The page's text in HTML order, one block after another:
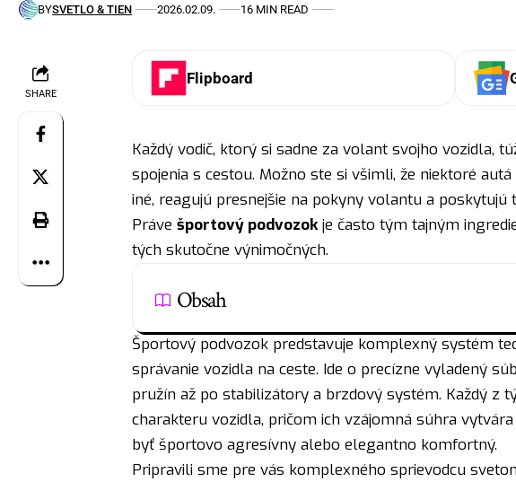
BYSVETLO & TIEN 2026.02.09. 16 MIN READ
SHARE
Flipboard
Každý vodič, ktorý si sadne za volant svojho vozidla,
spojenia s cestou. Možno ste si všimli, že niektoré
iné, reagujú presnejšie na pokyny volantu a poskytujú
Práve športový podvozokje často tým tajným
tých skutočne výnimočných.
Obsah
Športový podvozok predstavuje komplexný systém
správanie vozidla na ceste. Ide o precízne vyladený
pružín až po stabilizátory a brzdový systém. Každý z
charakteru vozidla, pričom ich vzájomná súhra
byť športovo agresívny alebo elegantno komfortný.
Pripravili sme pre vás komplexného sprievodcu